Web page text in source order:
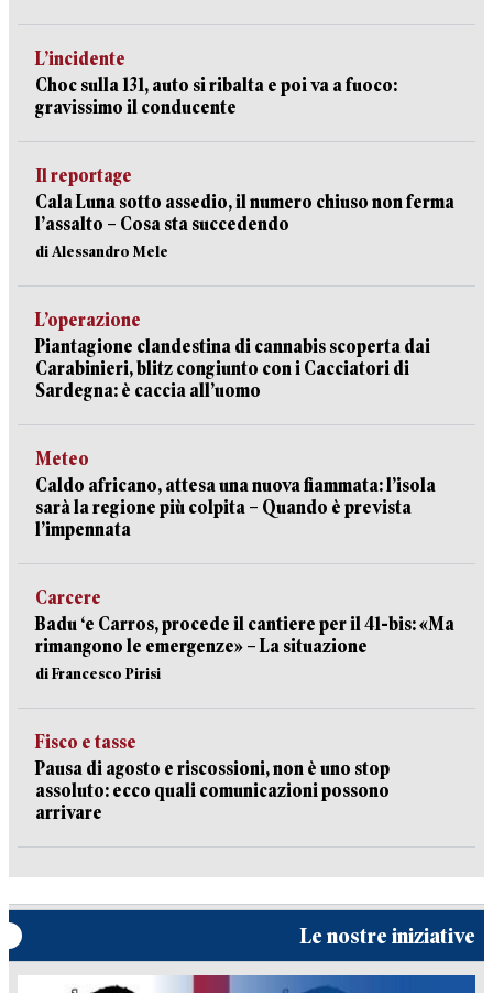
L’incidente
Choc sulla 131, auto si ribalta e poi va a fuoco:
gravissimo il conducente
Il reportage
Cala Luna sotto assedio, il numero chiuso non ferma
l’assalto – Cosa sta succedendo
di Alessandro Mele
L’operazione
Piantagione clandestina di cannabis scoperta dai
Carabinieri, blitz congiunto con i Cacciatori di
Sardegna: è caccia all’uomo
Meteo
Caldo africano, attesa una nuova fiammata: l’isola
sarà la regione più colpita – Quando è prevista
l’impennata
Carcere
Badu ‘e Carros, procede il cantiere per il 41-bis: «Ma
rimangono le emergenze» – La situazione
di Francesco Pirisi
Fisco e tasse
Pausa di agosto e riscossioni, non è uno stop
assoluto: ecco quali comunicazioni possono
arrivare
Le nostre iniziative